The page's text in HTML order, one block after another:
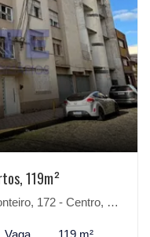
119m²
- Centro, Pelotas-RS
Vaga 119 m²